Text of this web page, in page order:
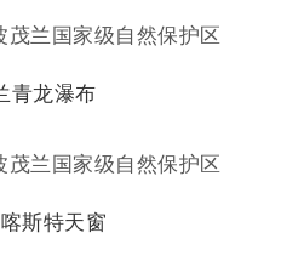
青龙瀑布
斯特天窗